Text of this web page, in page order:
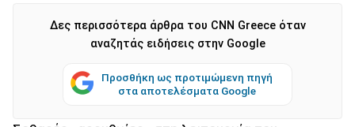
Δες περισσότερα άρθρα του CNN Greece όταν
αναζητάς ειδήσεις στην Google
Προσθήκη ως προτιμώμενη πηγή
στα αποτελέσματα Google